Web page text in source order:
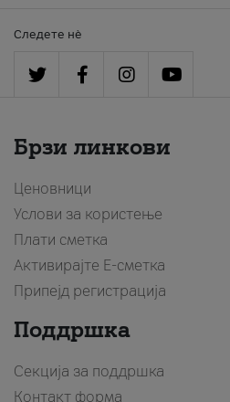
Следете нè
Брзи линкови
Ценовници
Услови за користење
Плати сметка
Активирајте Е-сметка
Припејд регистрација
Поддршка
Секција за поддршка
Контакт форма